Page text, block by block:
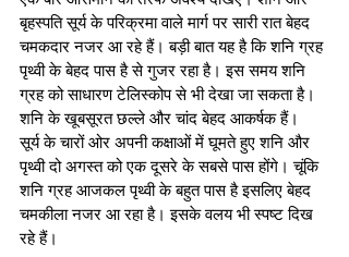
बृहस्पति सूर्य के परिक्रमा वाले मार्ग पर सारी रात बेहद
चमकदार नजर आ रहे हैं। बड़ी बात यह है कि शनि ग्रह
पृथ्वी के बेहद पास है से गुजर रहा है। इस समय शनि
ग्रह को साधारण टेलिस्कोप से भी देखा जा सकता है।
शनि के खूबसूरत छल्ले और चांद बेहद आकर्षक हैं।
सूर्य के चारों ओर अपनी कक्षाओं में घूमते हुए शनि और
पृथ्वी दो अगस्त को एक दूसरे के सबसे पास होंगे। चूंकि
शनि ग्रह आजकल पृथ्वी के बहुत पास है इसलिए बेहद
चमकीला नजर आ रहा है। इसके वलय भी स्पष्ट दिख
रहे हैं।